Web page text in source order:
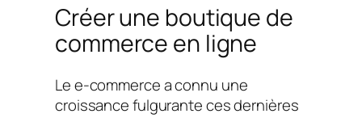
Créer une boutique de
commerce en ligne
Le e-commerce a connu une
croissance fulgurante ces dernières